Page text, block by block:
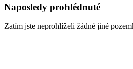
Naposledy prohlédnuté
Zatím jste neprohlíželi žádné jiné